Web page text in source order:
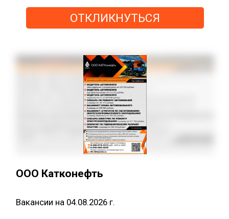
ОТКЛИКНУТЬСЯ
ООО Катконефть
Вакансии на 04.08.2026 г.